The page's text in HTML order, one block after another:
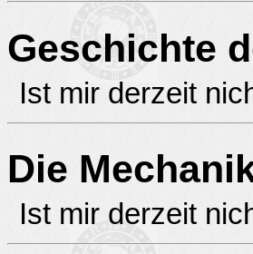
Geschichte
Ist mir derzeit
Die
Ist mir derzeit